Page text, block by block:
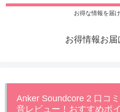
お得な情報を届
お得情報お
Anker Soundcore 2 口コ
音レビュー！おすすめポ